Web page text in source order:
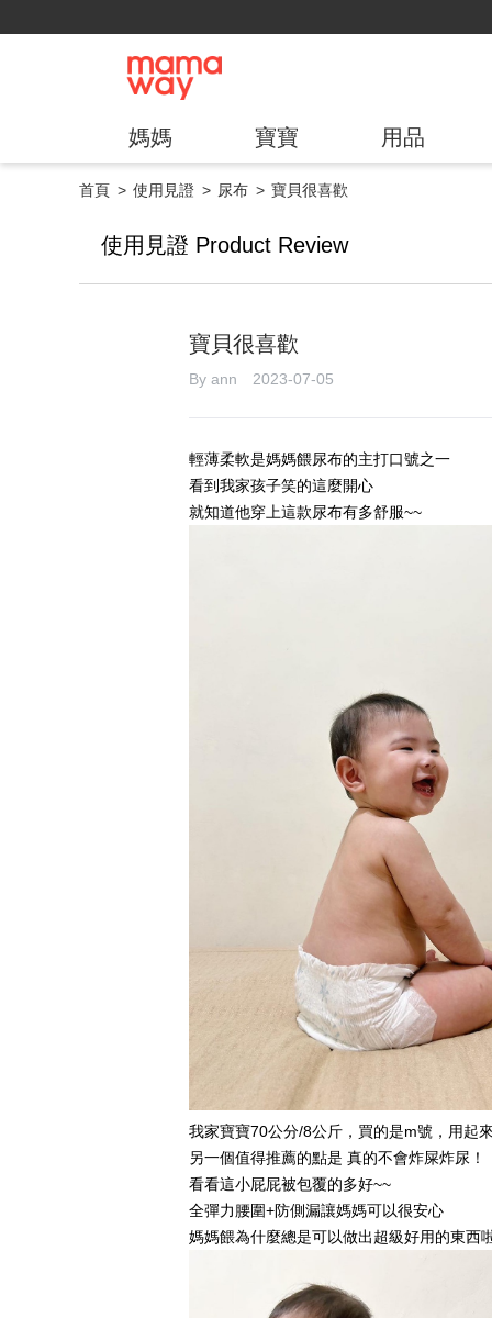
媽媽 寶寶 用品
首頁 使用見證 尿布 寶貝很喜歡
使用見證 Product Review
寶貝很喜歡
By ann 2023-07-05
輕薄柔軟是媽媽餵尿布的主打口號之一
看到我家孩子笑的這麼開心
就知道他穿上這款尿布有多舒服~~
我家寶寶70公分/8公斤，買的是m號，用起
另一個值得推薦的點是 真的不會炸屎炸尿！
看看這小屁屁被包覆的多好~~
全彈力腰圍+防側漏讓媽媽可以很安心
媽媽餵為什麼總是可以做出超級好用的東西